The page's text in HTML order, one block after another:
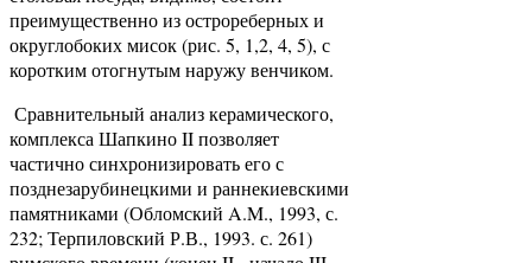
преимущественно из острореберных и
округлобоких мисок (рис. 5, 1,2, 4, 5), с
коротким отогнутым наружу венчиком.
Сравнительный анализ керамического,
комплекса Шапкино II позволяет
частично синхронизировать его с
позднезарубинецкими и раннекиевскими
памятниками (Обломский A.M., 1993, с.
232; Терпиловский Р.В., 1993. с. 261)